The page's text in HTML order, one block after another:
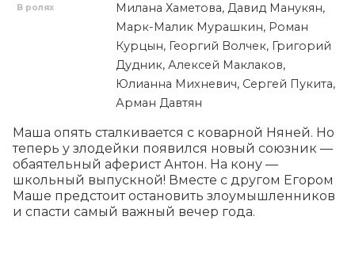
В ролях
Милана Хаметова, Давид Манукян,
Марк-Малик Мурашкин, Роман
Курцын, Георгий Волчек, Григорий
Дудник, Алексей Маклаков,
Юлианна Михневич, Сергей Пукита,
Арман Давтян
Маша опять сталкивается с коварной Няней. Но
теперь у злодейки появился новый союзник —
обаятельный аферист Антон. На кону —
школьный выпускной! Вместе с другом Егором
Маше предстоит остановить злоумышленников
и спасти самый важный вечер года.